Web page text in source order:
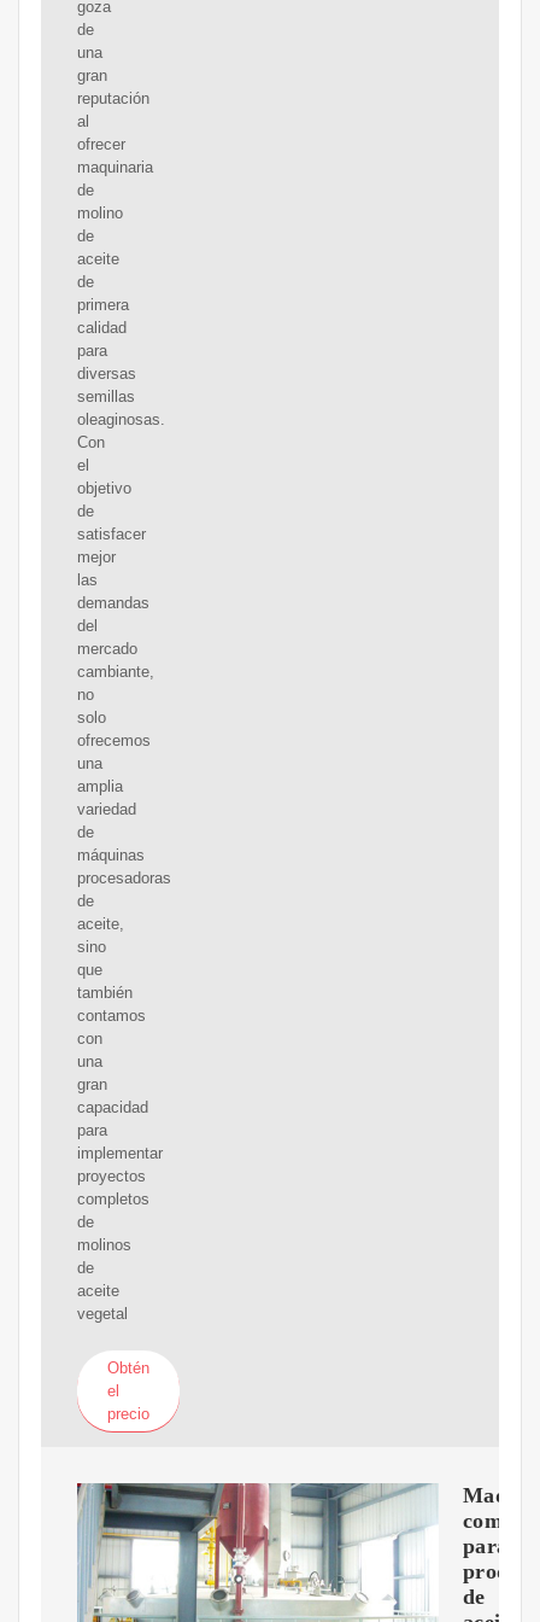
goza
de
una
gran
reputación
al
ofrecer
maquinaria
de
molino
de
aceite
de
primera
calidad
para
diversas
semillas
oleaginosas.
Con
el
objetivo
de
satisfacer
mejor
las
demandas
del
mercado
cambiante,
no
solo
ofrecemos
una
amplia
variedad
de
máquinas
procesadoras
de
aceite,
sino
que
también
contamos
con
una
gran
capacidad
para
implementar
proyectos
completos
de
molinos
de
aceite
vegetal
Obtén
el
precio
para
de